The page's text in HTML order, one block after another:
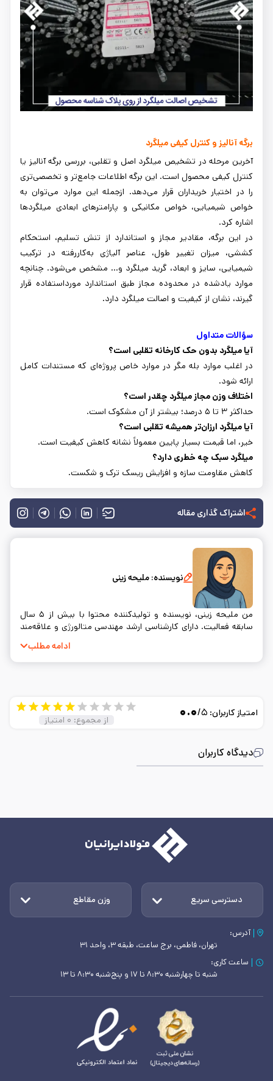
برگه آنالیز و کنترل کیفی میلگرد
آخرین مرحله در تشخیص میلگرد اصل و تقلبی، بررسی برگه آنالیز یا
کنترل کیفی محصول است. این برگه اطلاعات جامع‌تر و تخصصی‌تری
را در اختیار خریداران قرار می‌دهد. ازجمله این موارد می‌توان به
خواص شیمیایی، خواص مکانیکی و پارامترهای ابعادی میلگردها
اشاره کرد.
در این برگه، مقادیر مجاز و استاندارد از تنش تسلیم، استحکام
کششی، میزان تغییر طول، عناصر آلیاژی به‌کاررفته در ترکیب
شیمیایی، سایز و ابعاد، گرید میلگرد و... مشخص می‌شود. چنانچه
موارد یادشده در محدوده مجاز طبق استاندارد مورداستفاده قرار
گیرند، نشان از کیفیت و اصالت میلگرد دارد.
سؤالات متداول
آیا میلگرد بدون حک کارخانه تقلبی است؟
در اغلب موارد بله مگر در موارد خاص پروژه‌ای که مستندات کامل
ارائه شود.
اختلاف وزن مجاز میلگرد چقدر است؟
حداکثر ۳ تا ۵ درصد؛ بیشتر از آن مشکوک است.
آیا میلگرد ارزان‌تر همیشه تقلبی است؟
خیر، اما قیمت بسیار پایین معمولاً نشانه کاهش کیفیت است.
میلگرد سبک چه خطری دارد؟
کاهش مقاومت سازه و افزایش ریسک ترک و شکست.
اشتراک گذاری مقاله
نویسنده: ملیحه زینی
من ملیحه زینی، نویسنده و تولیدکننده محتوا با بیش از ۵ سال
سابقه فعالیت. دارای کارشناسی ارشد مهندسی متالورژی و علاقه‌مند
ادامه مطلب
دیدگاه کاربران
امتیاز کاربران: ۰.۰/۵
از مجموع: ۰ امتیاز
دسترسی سریع وزن مقاطع
آدرس:
تهران، فاطمی، برج ساعت، طبقه ۳، واحد ۳۱
ساعت کاری:
شنبه تا چهارشنبه ۸:۳۰ تا ۱۷ و پنج‌شنبه ۸:۳۰ تا ۱۳